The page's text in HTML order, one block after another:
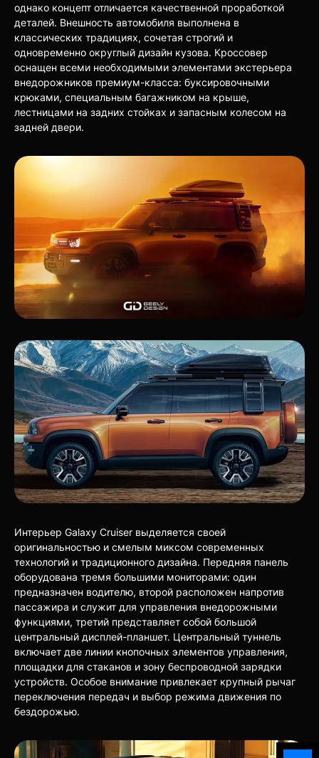
однако концепт отличается качественной проработкой
деталей. Внешность автомобиля выполнена в
классических традициях, сочетая строгий и
одновременно округлый дизайн кузова. Кроссовер
оснащен всеми необходимыми элементами экстерьера
внедорожников премиум-класса: буксировочными
крюками, специальным багажником на крыше,
лестницами на задних стойках и запасным колесом на
задней двери.
Интерьер Galaxy Cruiser выделяется своей
оригинальностью и смелым миксом современных
технологий и традиционного дизайна. Передняя панель
оборудована тремя большими мониторами: один
предназначен водителю, второй расположен напротив
пассажира и служит для управления внедорожными
функциями, третий представляет собой большой
центральный дисплей-планшет. Центральный туннель
включает две линии кнопочных элементов управления,
площадки для стаканов и зону беспроводной зарядки
устройств. Особое внимание привлекает крупный рычаг
переключения передач и выбор режима движения по
бездорожью.